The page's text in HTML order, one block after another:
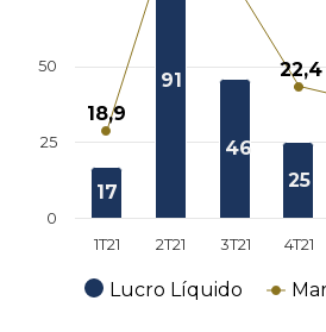
17
91
46
25
18,9
22,4
Lucro Líquido
1T21 2T21 3T21 4T21
0
25
50